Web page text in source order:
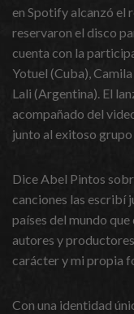
en Spotify alcanzó el
reservaron el disco
cuenta con la
Yotuel (Cuba),
Lali (Argentina). El
acompañado del
junto al exitoso
Dice Abel Pintos
canciones las escribí
países del mundo
autores y
carácter y mi propia
Con una identidad